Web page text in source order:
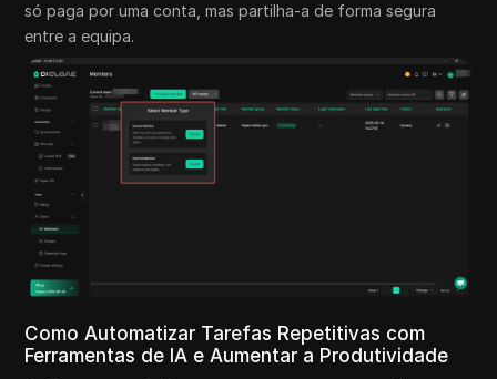
só paga por uma conta, mas partilha-a de forma segura
entre a equipa.
Como Automatizar Tarefas Repetitivas com
Ferramentas de IA e Aumentar a Produtividade